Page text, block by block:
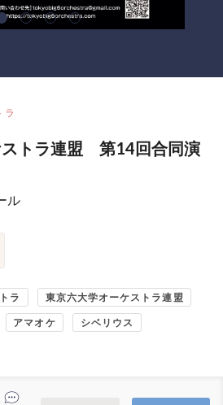
ラ
ストラ連盟 第14回合同演
ル
ラ 東京六大学オーケストラ連盟
アマオケ シベリウス